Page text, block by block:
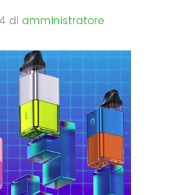
di amministratore